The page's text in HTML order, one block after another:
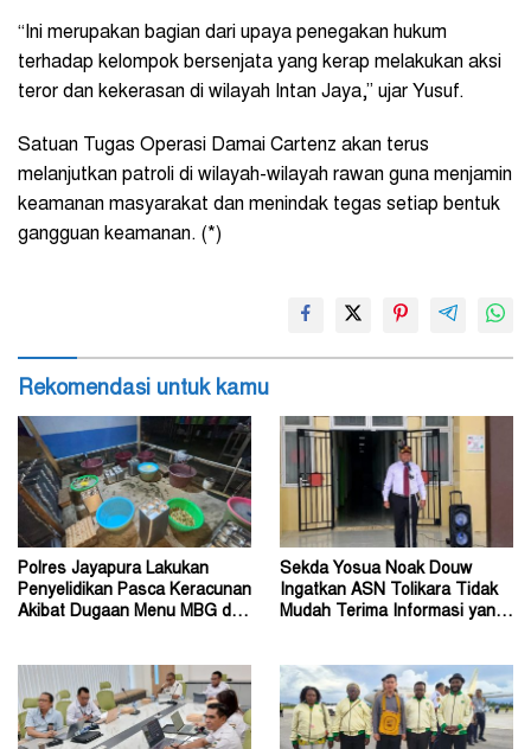
“Ini merupakan bagian dari upaya penegakan hukum
terhadap kelompok bersenjata yang kerap melakukan aksi
teror dan kekerasan di wilayah Intan Jaya,” ujar Yusuf.
Satuan Tugas Operasi Damai Cartenz akan terus
melanjutkan patroli di wilayah-wilayah rawan guna menjamin
keamanan masyarakat dan menindak tegas setiap bentuk
gangguan keamanan. (*)
Rekomendasi untuk kamu
Polres Jayapura Lakukan
Penyelidikan Pasca Keracunan
Akibat Dugaan Menu MBG di
Sekda Yosua Noak Douw
Ingatkan ASN Tolikara Tidak
Mudah Terima Informasi yang